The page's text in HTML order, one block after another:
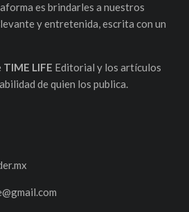
es brindarles a nuestros
y entretenida, escrita con un
TIME LIFE Editorial y los artículos
de quien los publica.